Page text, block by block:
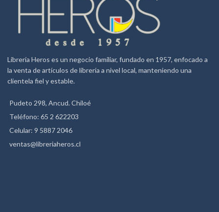
Librería Heros es un negocio familiar, fundado en 1957, enfocado a
la venta de artículos de librería a nivel local, manteniendo una
clientela fiel y estable.
Pudeto 298, Ancud. Chiloé
Teléfono: 65 2 622203
Celular: 9 5887 2046
ventas@libreriaheros.cl